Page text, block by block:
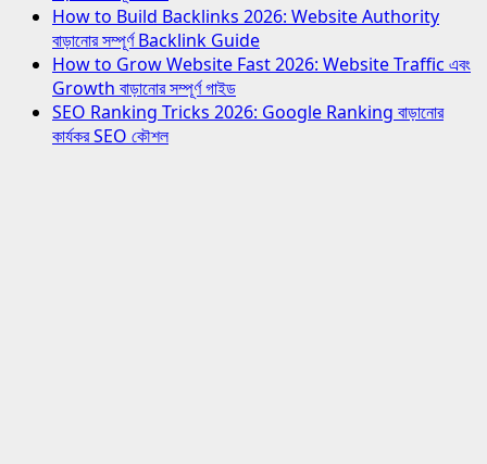
How to Build Backlinks 2026: Website Authority
বাড়ানোর সম্পূর্ণ Backlink Guide
How to Grow Website Fast 2026: Website Traffic এবং
Growth বাড়ানোর সম্পূর্ণ গাইড
SEO Ranking Tricks 2026: Google Ranking বাড়ানোর
কার্যকর SEO কৌশল